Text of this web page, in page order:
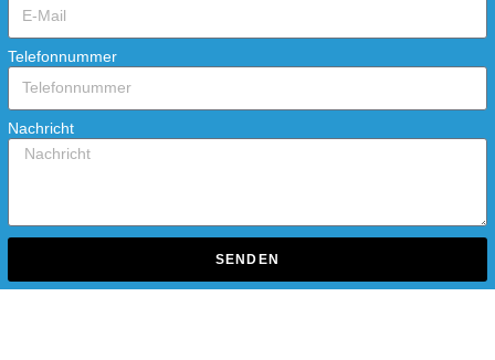
Telefonnummer
Nachricht
SENDEN